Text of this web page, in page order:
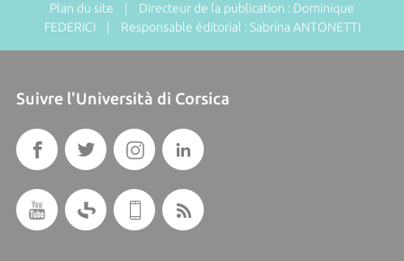
Plan du site | Directeur de la publication : Dominique
FEDERICI | Responsable éditorial : Sabrina ANTONETTI
Suivre l'Università di Corsica